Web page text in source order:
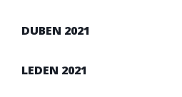
DUBEN 2021
LEDEN 2021